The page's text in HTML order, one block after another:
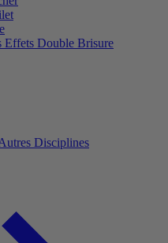
Effets Double Brisure
Disciplines